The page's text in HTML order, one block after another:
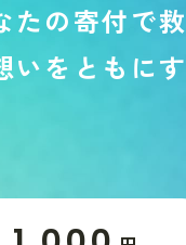
たの寄付で救
いを と も にす